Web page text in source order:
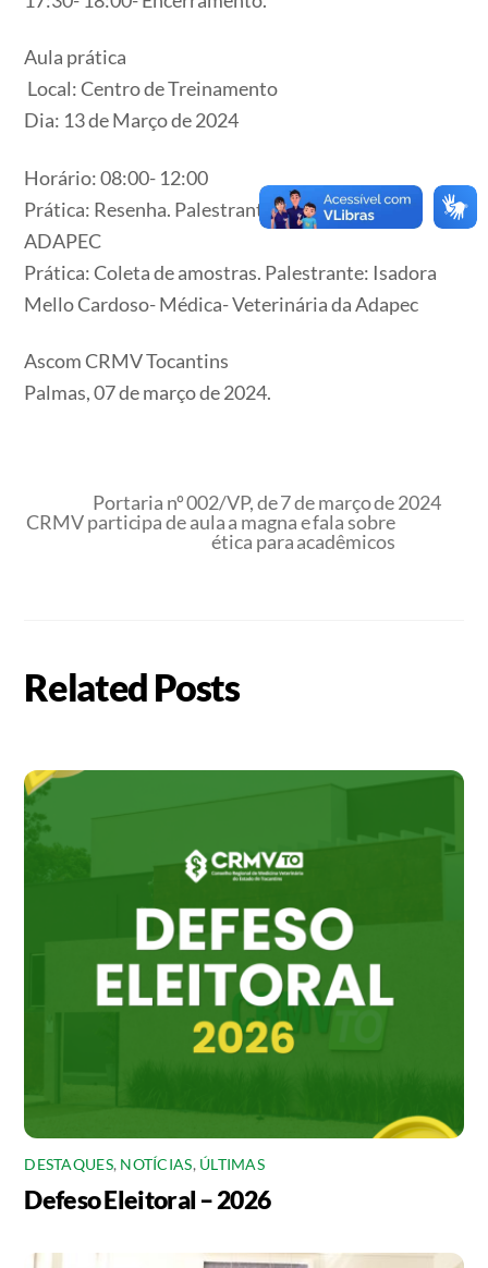
Aula prática
Local: Centro de Treinamento
Dia: 13 de Março de 2024
Horário: 08:00- 12:00
Prática: Resenha. Palestrante: Eliomar Araújo –
ADAPEC
Prática: Coleta de amostras. Palestrante: Isadora
Mello Cardoso- Médica- Veterinária da Adapec
Ascom CRMV Tocantins
Palmas, 07 de março de 2024.
Portaria nº 002/VP, de 7 de março de 2024
CRMV participa de aula a magna e fala sobre
ética para acadêmicos
Related Posts
DESTAQUES, NOTÍCIAS, ÚLTIMAS
Defeso Eleitoral – 2026